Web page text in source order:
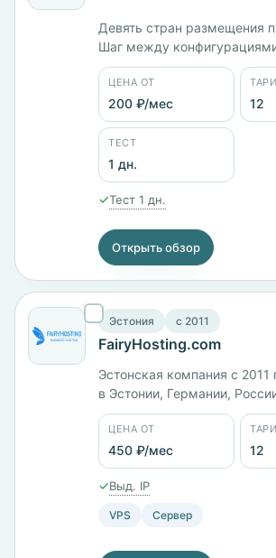
Девять стран размещения
Шаг между конфигурациями
1 с 1 ГБ памяти стоит 200
сразу даёт 3 ядра и 8 ГБ за
KVM-4 — 8 ядер, 24 ГБ и
1800 ₽/мес. Виртуальный
350 ₽/мес.
ЦЕНА ОТ
200 ₽/мес 12
ТЕСТ
1 дн.
✓Тест 1 дн.
Открыть обзор
Эстония c 2011
FairyHosting.com
Эстонская компания с
в Эстонии, Германии,
Линейка KS21: 4 ГБ
979 ₽/мес, 6 ГБ и 100 ГБ —
с 4 ядрами и диском на
мес. Пять панелей на
числе биткоином.
ЦЕНА ОТ
450 ₽/мес 12
✓Выд. IP
VPS Сервер